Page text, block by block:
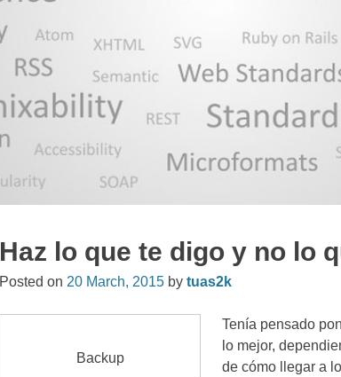
Haz lo que te digo y no lo
Posted on 20 March, 2015 by tuas2k
Backup
Tenía pensado
lo mejor,
de cómo llegar a